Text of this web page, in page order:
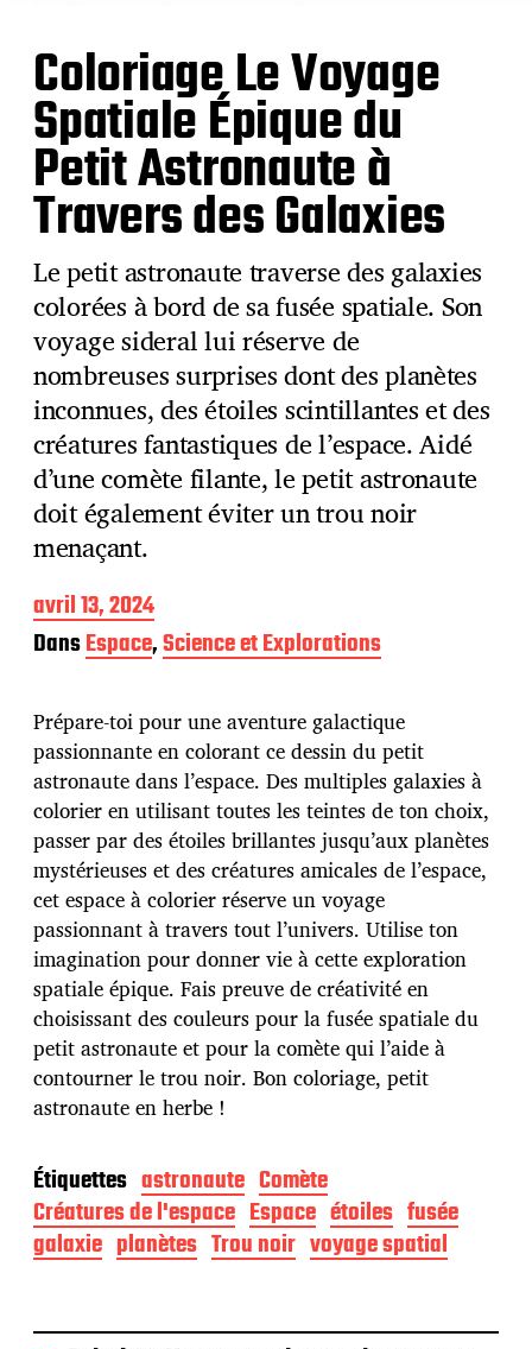
Coloriage Le Voyage
Spatiale Épique du
Petit Astronaute à
Travers des Galaxies
Le petit astronaute traverse des galaxies
colorées à bord de sa fusée spatiale. Son
voyage sideral lui réserve de
nombreuses surprises dont des planètes
inconnues, des étoiles scintillantes et des
créatures fantastiques de l’espace. Aidé
d’une comète filante, le petit astronaute
doit également éviter un trou noir
menaçant.
D
a
t
e
p
u
b
l
i
c
a
t
i
o
n
avril 13, 2024
DansEspace,Science et Explorations
Prépare-toi pour une aventure galactique
passionnante en colorant ce dessin du petit
astronaute dans l’espace. Des multiples galaxies à
colorier en utilisant toutes les teintes de ton choix,
passer par des étoiles brillantes jusqu’aux planètes
mystérieuses et des créatures amicales de l’espace,
cet espace à colorier réserve un voyage
passionnant à travers tout l’univers. Utilise ton
imagination pour donner vie à cette exploration
spatiale épique. Fais preuve de créativité en
choisissant des couleurs pour la fusée spatiale du
petit astronaute et pour la comète qui l’aide à
contourner le trou noir. Bon coloriage, petit
astronaute en herbe !
Étiquettes astronaute Comète
Créatures de l'espace Espace étoiles fusée
galaxie planètes Trou noir voyage spatial